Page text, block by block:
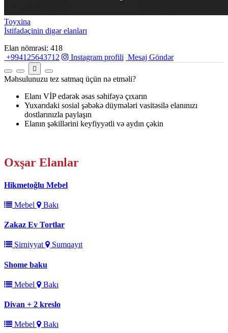
Toyxina
İstifadəçinin digər elanları
Elan nömrəsi: 418
+994125643712
Instagram profili Mesaj Göndər
Məhsulunuzu tez satmaq üçün nə etməli?
Elanı VİP edərək əsas səhifəyə çıxarın
Yuxarıdaki sosial şəbəkə düymələri vasitəsilə elanınızı
dostlarınızla paylaşın
Elanın şəkillərini keyfiyyətli və aydın çəkin
Oxşar Elanlar
Hikmetoğlu Mebel
Mebel Bakı
Zakaz Ev Tortlar
Şirniyyat Sumqayıt
Shome baku
Mebel Bakı
Divan + 2 kreslo
Mebel Bakı